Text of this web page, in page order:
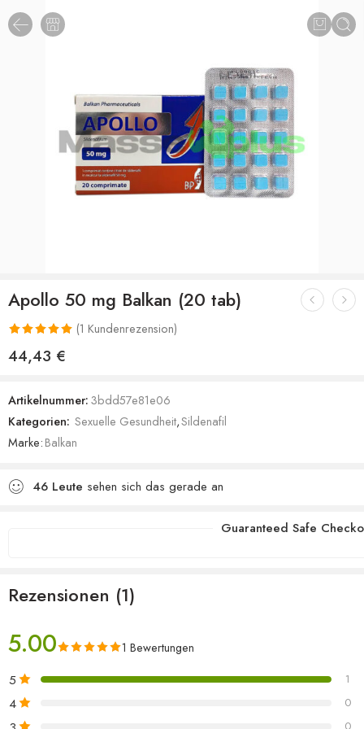
Apollo 50 mg Balkan (20 tab)
Bewertet mit
5.00
auf
1
Kundenbewertung
(1 Kundenrezension)
44,43 €
Artikelnummer:3bdd57e81e06
Kategorien: Sexuelle Gesundheit,Sildenafil
Marke:Balkan
46 Leute sehen sich das gerade an
Guaranteed Safe
Rezensionen (1)
5.00 1 Bewertungen
5 1
4 0